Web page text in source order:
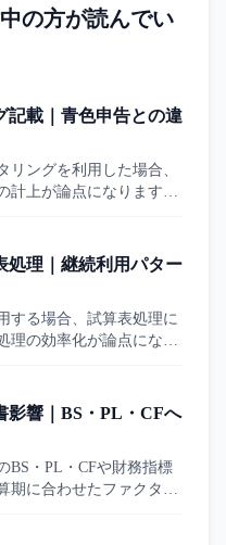
の方が読んでい
記載｜青色申告との違
ングを利用した場合、
計上が論点になります。
処理｜継続利用パター
する場合、試算表処理に
理の効率化が論点になり
影響｜BS・PL・CFへ
BS・PL・CFや財務指標
期に合わせたファクタリ